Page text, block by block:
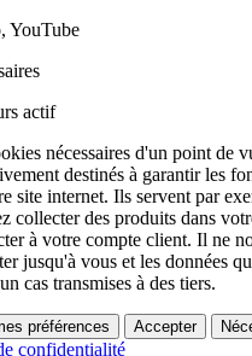
YouTube
actif
nécessaires d'un point de
destinés à garantir les
site internet. Ils servent par
collecter des produits dans
à votre compte client. Il ne
jusqu'à vous et les données
cas transmises à des tiers.
préférences Accepter
confidentialité